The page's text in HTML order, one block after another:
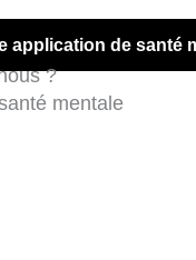
application de santé
?
mentale